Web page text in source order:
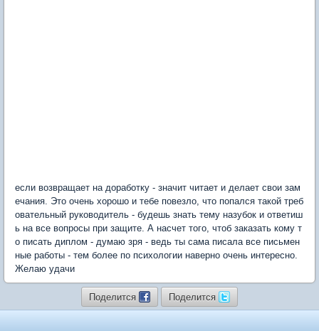
если возвращает на доработку - значит читает и делает свои зам
ечания. Это очень хорошо и тебе повезло, что попался такой треб
овательный руководитель - будешь знать тему назубок и ответиш
ь на все вопросы при защите. А насчет того, чтоб заказать кому т
о писать диплом - думаю зря - ведь ты сама писала все письмен
ные работы - тем более по психологии наверно очень интересно.
Желаю удачи
Поделится Поделится